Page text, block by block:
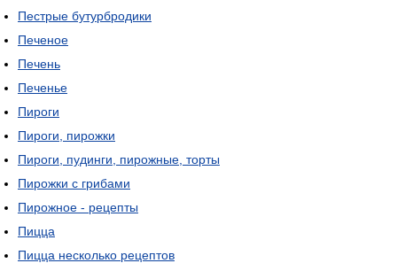
Пестрые бутурбродики
Печеное
Печень
Печенье
Пироги
Пироги, пирожки
Пироги, пудинги, пирожные, торты
Пирожки с грибами
Пирожное - рецепты
Пицца
Пицца несколько рецептов